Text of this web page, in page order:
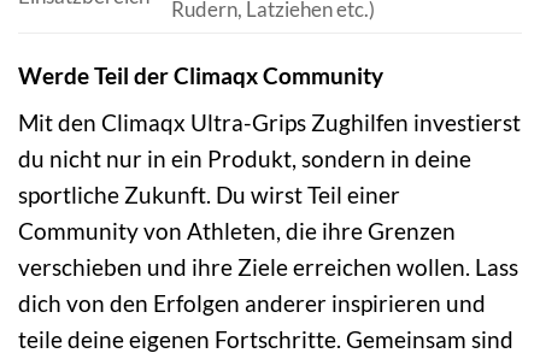
Rudern, Latziehen etc.)
Werde Teil der Climaqx Community
Mit den Climaqx Ultra-Grips Zughilfen investierst
du nicht nur in ein Produkt, sondern in deine
sportliche Zukunft. Du wirst Teil einer
Community von Athleten, die ihre Grenzen
verschieben und ihre Ziele erreichen wollen. Lass
dich von den Erfolgen anderer inspirieren und
teile deine eigenen Fortschritte. Gemeinsam sind